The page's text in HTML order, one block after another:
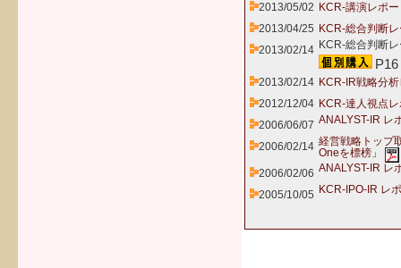
2013/05/02 KCR-講演レポ
2013/04/25 KCR-総合判断
2013/02/14 KCR-総合判断
2013/02/14 KCR-IR戦略分
2012/12/04 KCR-達人視点
2006/06/07 ANALYST-IR レ
2006/02/14 経営戦略トップ
Oneを標榜」
2006/02/06 ANALYST-IR レ
2005/10/05 KCR-IPO-IR レ